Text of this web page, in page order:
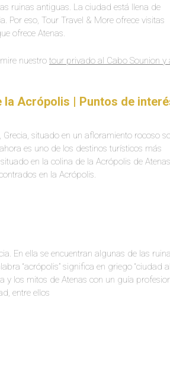
ruinas antiguas. La ciudad está llena de
Por eso, Tour Travel & More ofrece visitas
ofrece Atenas.
nuestro tour privado al Cabo Sounion y
Acrópolis | Puntos de
situado en un afloramiento rocoso
es uno de los destinos turísticos más
en la colina de la Acrópolis de Atenas
en la Acrópolis.
En ella se encuentran algunas de las
“acrópolis” significa en griego “ciudad
y los mitos de Atenas con un guía
entre ellos